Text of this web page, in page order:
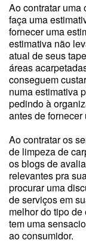
Ao contratar uma
faça uma
fornecer uma
estimativa não
atual de seus
áreas
conseguem
numa estimativa
pedindo à
antes de fornecer
Ao contratar os
de limpeza de
os blogs de
relevantes pra
procurar uma
de serviços em
melhor do tipo
tem uma
ao consumidor.